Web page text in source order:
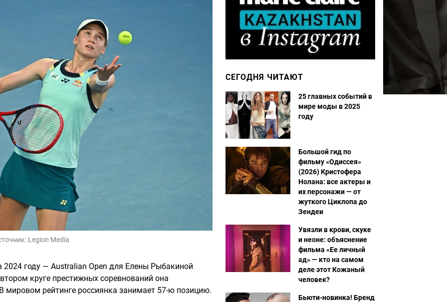
Legion Media
году — Australian Open для Елены Рыбакиной
круге престижных соревнований она
мировом рейтинге россиянка занимает 57-ю позицию.
СЕГОДНЯ ЧИТАЮТ
25 главных событий в
мире моды в 2025
году
Большой гид по
фильму «Одиссея»
(2026) Кристофера
Нолана: все актеры и
их персонажи — от
жуткого Циклопа до
Зендеи
Увязли в крови, скуке
и неоне: объяснение
фильма «Ее личный
ад» — кто на самом
деле этот Кожаный
человек?
Бьюти-новинка! Бренд